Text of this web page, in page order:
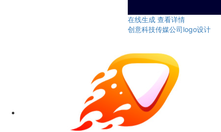
在线生成 查看详情
创意科技传媒公司logo设计